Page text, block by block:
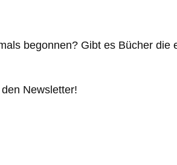
begonnen? Gibt es Bücher die
Newsletter!